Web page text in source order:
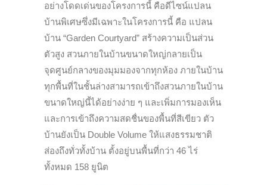
อย่างโดดเด่นของโครงการนี้ คือดีไซน์แปลน
บ้านพิเศษซึ่งมีเฉพาะในโครงการนี้ คือ แปลน
บ้าน “Garden Courtyard” สร้างความเป็นส่วน
ตัวสูง สวนภายในบ้านขนาดใหญ่กลายเป็น
จุดศูนย์กลางของมุมมองจากทุกห้อง ภายในบ้าน
ทุกพื้นที่ในชั้นล่างสามารถเข้าถึงสวนภายในบ้าน
ขนาดใหญ่นี้ได้อย่างง่าย ๆ และเพิ่มการมองเห็น
และการเข้าถึงความสดชื่นของพื้นที่สีเขียว ตัว
บ้านยังเป็น Double Volume ให้แสงธรรมชาติ
ส่องถึงทั่วทั้งบ้าน ตั้งอยู่บนพื้นที่กว่า 46 ไร่
ทั้งหมด 158 ยูนิต